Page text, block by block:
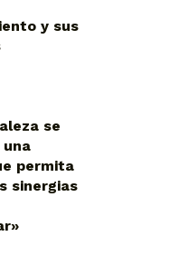
y sus
se
una
permita
sinergias